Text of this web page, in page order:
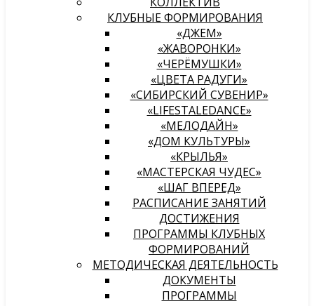
КЛУБНЫЕ ФОРМИРОВАНИЯ
«ДЖЕМ»
«ЖАВОРОНКИ»
«ЧЕРЁМУШКИ»
«ЦВЕТА РАДУГИ»
«СИБИРСКИЙ СУВЕНИР»
«LIFESTALEDANCE»
«МЕЛОДАЙН»
«ДОМ КУЛЬТУРЫ»
«КРЫЛЬЯ»
«МАСТЕРСКАЯ ЧУДЕС»
«ШАГ ВПЕРЕД»
РАСПИСАНИЕ ЗАНЯТИЙ
ДОСТИЖЕНИЯ
ПРОГРАММЫ КЛУБНЫХ
ФОРМИРОВАНИЙ
МЕТОДИЧЕСКАЯ ДЕЯТЕЛЬНОСТЬ
ДОКУМЕНТЫ
ПРОГРАММЫ